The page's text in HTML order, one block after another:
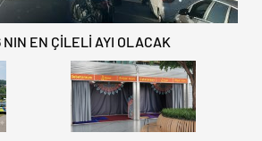
NIN EN ÇİLELİ AYI OLACAK